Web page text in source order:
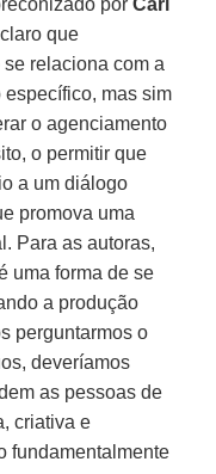
que
se relaciona com a
mas sim
o agenciamento
o permitir que
a um diálogo
promova uma
Para as autoras,
uma forma de se
a produção
perguntarmos o
deveríamos
as pessoas de
criativa e
fundamentalmente